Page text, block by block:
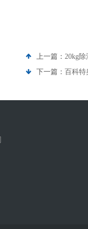
上一篇： 20kg
下一篇： 百科